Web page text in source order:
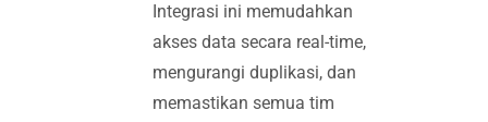
Integrasi ini memudahkan
akses data secara real-time,
mengurangi duplikasi, dan
memastikan semua tim